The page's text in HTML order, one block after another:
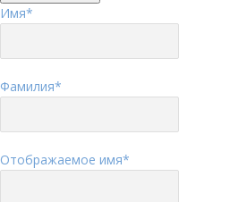
Имя*
Фамилия*
Отображаемое имя*